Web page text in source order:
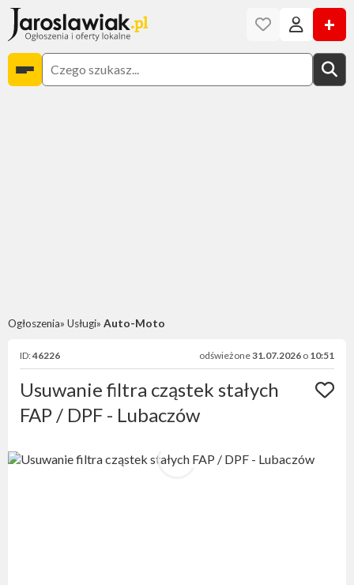
+
Ogłoszenia Usługi Auto-Moto
ID:46226 odświeżone31.07.2026 o 10:51
Usuwanie filtra cząstek stałych
FAP / DPF - Lubaczów